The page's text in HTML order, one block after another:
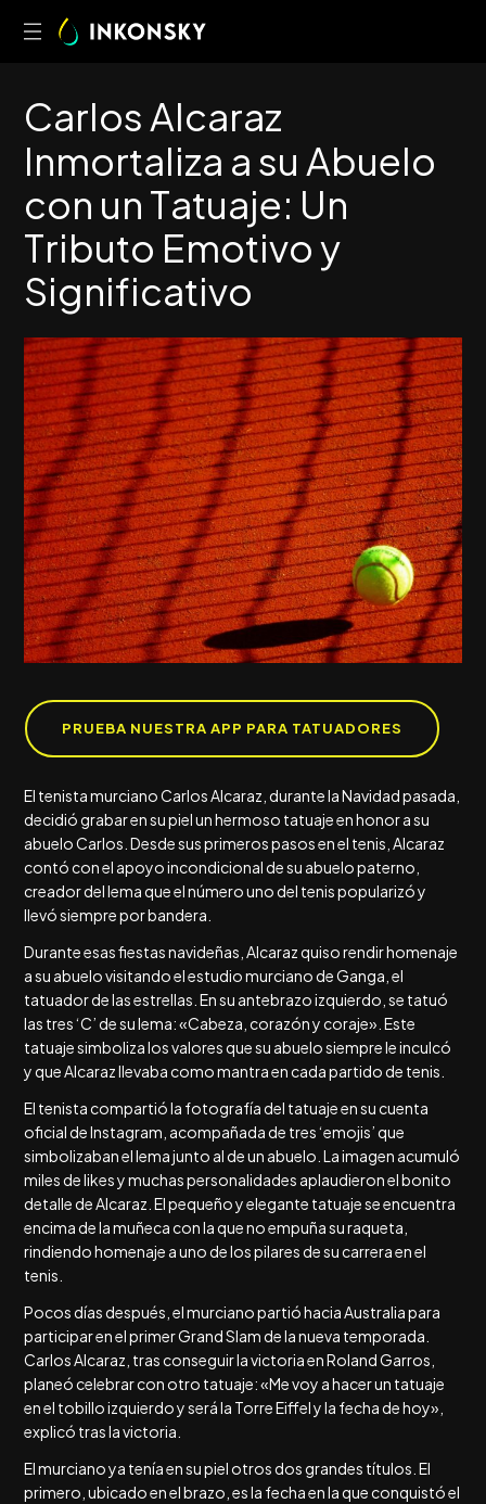
Carlos Alcaraz
Inmortaliza a su Abuelo
con un Tatuaje: Un
Tributo Emotivoy
Significativo
PRUEBA NUESTRA APP PARA TATUADORES
El tenista murciano Carlos Alcaraz, durante la Navidad pasada,
decidió grabar en su piel un hermoso tatuaje en honor a su
abuelo Carlos. Desde sus primeros pasos en el tenis, Alcaraz
contó con el apoyo incondicional de su abuelo paterno,
creador del lema que el número uno del tenis popularizó y
llevó siempre por bandera.
Durante esas fiestas navideñas, Alcaraz quiso rendir homenaje
a su abuelo visitando el estudio murciano de Ganga, el
tatuador de las estrellas. En su antebrazo izquierdo, se tatuó
las tres ‘C’ de su lema: «Cabeza, corazón y coraje». Este
tatuaje simboliza los valores que su abuelo siempre le inculcó
y que Alcaraz llevaba como mantra en cada partido de tenis.
El tenista compartió la fotografía del tatuaje en su cuenta
oficial de Instagram, acompañada de tres ‘emojis’ que
simbolizaban el lema junto al de un abuelo. La imagen acumuló
miles de likes y muchas personalidades aplaudieron el bonito
detalle de Alcaraz. El pequeño y elegante tatuaje se encuentra
encima de la muñeca con la que no empuña su raqueta,
rindiendo homenaje a uno de los pilares de su carrera en el
tenis.
Pocos días después, el murciano partió hacia Australia para
participar en el primer Grand Slam de la nueva temporada.
Carlos Alcaraz, tras conseguir la victoria en Roland Garros,
planeó celebrar con otro tatuaje: «Me voy a hacer un tatuaje
en el tobillo izquierdo y será la Torre Eiffel y la fecha de hoy»,
explicó tras la victoria.
El murciano ya tenía en su piel otros dos grandes títulos. El
primero, ubicado en el brazo, es la fecha en la que conquistó el